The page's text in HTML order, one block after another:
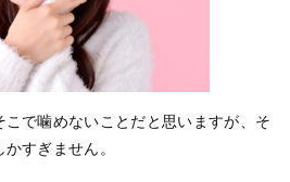
で噛めないことだと思いますが、そ
すぎません。